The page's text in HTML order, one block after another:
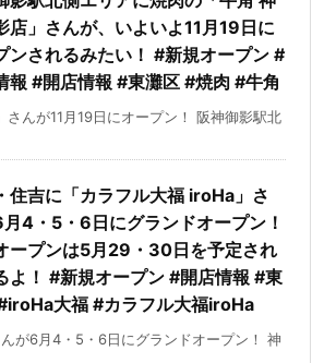
店」さんが、いよいよ11月19日に
ンされるみたい！ #新規オープン #
報 #開店情報 #東灘区 #焼肉 #牛角
んが11月19日にオープン！ 阪神御影駅北
住吉に「カラフル大福 iroHa」さ
4・5・6日にグランドオープン！
ープンは5月29・30日を予定され
よ！ #新規オープン #開店情報 #東
大福 #カラフル大福iroHa
が6月4・5・6日にグランドオープン！ 神